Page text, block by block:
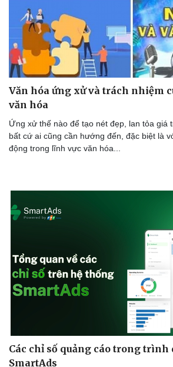
Văn hóa
Sân khấu - Điện ảnh
Văn học
Âm nhạc
Di sản
Giải trí
Nghệ sĩ
Thời
Sao Việt
Văn hóa ứng xử và trách nhiệm
văn hóa
Ứng xử thế nào để tạo nét đẹp, lan tỏa giá
bất cứ ai cũng cần hướng đến, đặc biệt là
động trong lĩnh vực văn hóa...
Các chỉ số quảng cáo trong trình
SmartAds